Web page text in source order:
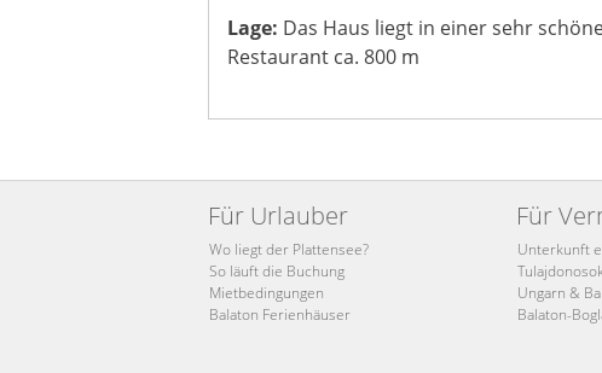
Lage: Das Haus liegt in einer sehr
Restaurant ca. 800 m
Für Urlauber
Wo liegt der Plattensee?
So läuft die Buchung
Mietbedingungen
Balaton Ferienhäuser
Für
Unterkunft
Ungarn &
Balaton-